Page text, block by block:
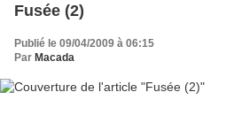
Fusée (2)
Publié le 09/04/2009 à 06:15
Par Macada